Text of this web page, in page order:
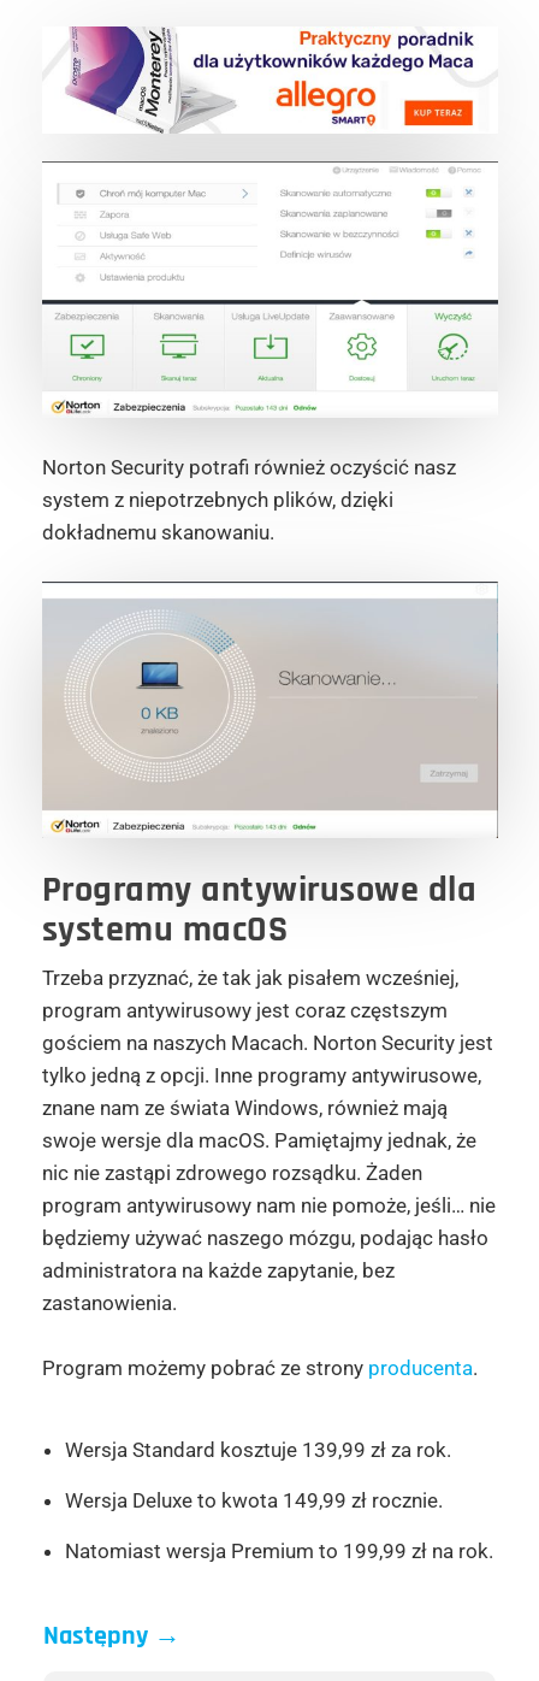
Norton Security potrafi również oczyścić nasz
system z niepotrzebnych plików, dzięki
dokładnemu skanowaniu.
Programy antywirusowe dla
systemu macOS
Trzeba przyznać, że tak jak pisałem wcześniej,
program antywirusowy jest coraz częstszym
gościem na naszych Macach. Norton Security jest
tylko jedną z opcji. Inne programy antywirusowe,
znane nam ze świata Windows, również mają
swoje wersje dla macOS. Pamiętajmy jednak, że
nic nie zastąpi zdrowego rozsądku. Żaden
program antywirusowy nam nie pomoże, jeśli… nie
będziemy używać naszego mózgu, podając hasło
administratora na każde zapytanie, bez
zastanowienia.
Program możemy pobrać ze strony producenta.
Wersja Standard kosztuje 139,99 zł za rok.
Wersja Deluxe to kwota 149,99 zł rocznie.
Natomiast wersja Premium to 199,99 zł na rok.
Następny→